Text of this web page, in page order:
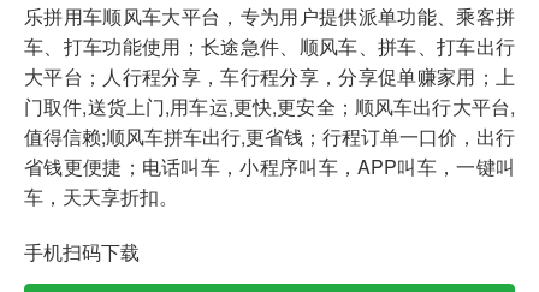
乐拼用车顺风车大平台，专为用户提供派单功能、乘客拼
车、打车功能使用；长途急件、顺风车、拼车、打车出行
大平台；人行程分享，车行程分享，分享促单赚家用；上
门取件,送货上门,用车运,更快,更安全；顺风车出行大平台,
值得信赖;顺风车拼车出行,更省钱；行程订单一口价，出行
省钱更便捷；电话叫车，小程序叫车，APP叫车，一键叫
车，天天享折扣。
手机扫码下载